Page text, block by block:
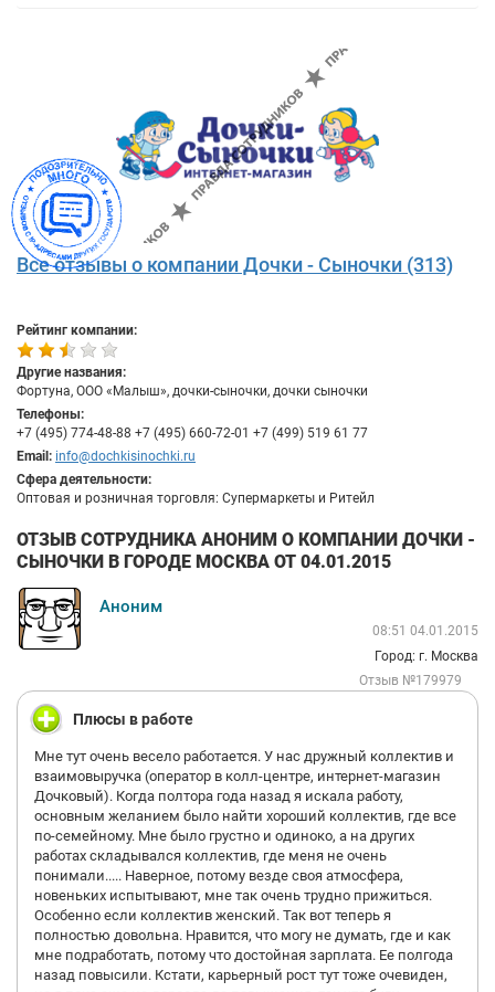
Все отзывы о компании Дочки - Сыночки (313)
Рейтинг компании:
Другие названия:
Фортуна, ООО «Малыш», дочки-сыночки, дочки сыночки
Телефоны:
+7 (495) 774-48-88 +7 (495) 660-72-01 +7 (499) 519 61 77
Email: info@dochkisinochki.ru
Сфера деятельности:
Оптовая и розничная торговля: Супермаркеты и Ритейл
ОТЗЫВ СОТРУДНИКА АНОНИМ О КОМПАНИИ ДОЧКИ -
СЫНОЧКИ В ГОРОДЕ МОСКВА ОТ 04.01.2015
Аноним
08:51 04.01.2015
Город: г. Москва
Отзыв №179979
Плюсы в работе
Мне тут очень весело работается. У нас дружный коллектив и
взаимовыручка (оператор в колл-центре, интернет-магазин
Дочковый). Когда полтора года назад я искала работу,
основным желанием было найти хороший коллектив, где все
по-семейному. Мне было грустно и одиноко, а на других
работах складывался коллектив, где меня не очень
понимали..... Наверное, потому везде своя атмосфера,
новеньких испытывают, мне так очень трудно прижиться.
Особенно если коллектив женский. Так вот теперь я
полностью довольна. Нравится, что могу не думать, где и как
мне подработать, потому что достойная зарплата. Ее полгода
назад повысили. Кстати, карьерный рост тут тоже очевиден,